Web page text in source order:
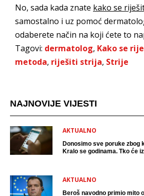
No, sada kada znate kako se
samostalno i uz pomoć
odaberete način na koji ćete to
Tagovi: dermatolog, Kako se
metoda, riješiti strija, Strije
NAJNOVIJE VIJESTI
AKTUALNO
Donosimo sve poruke zbog
Kralo se godinama. Tko će
AKTUALNO
Beroš navodno primio mito